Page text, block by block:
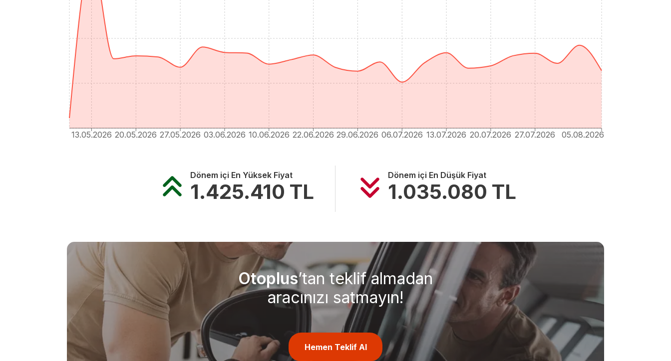
13.05.2026 20.05.2026 27.05.2026 03.06.2026 10.06.2026 22.06.2026 29.06.2026 06.07.2026 13.07.2026 20.07.2026 27.07.2026 05.08.2026
Dönem içi En Yüksek Fiyat
1.425.410 TL
Dönem içi En Düşük Fiyat
1.035.080 TL
Otoplus’tan teklif almadan
aracınızı satmayın!
Hemen Teklif Al